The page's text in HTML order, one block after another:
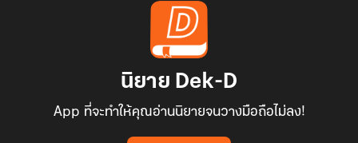
นิยาย Dek-D
App ที่จะทำให้คุณอ่านนิยายจนวางมือถือไม่ลง!